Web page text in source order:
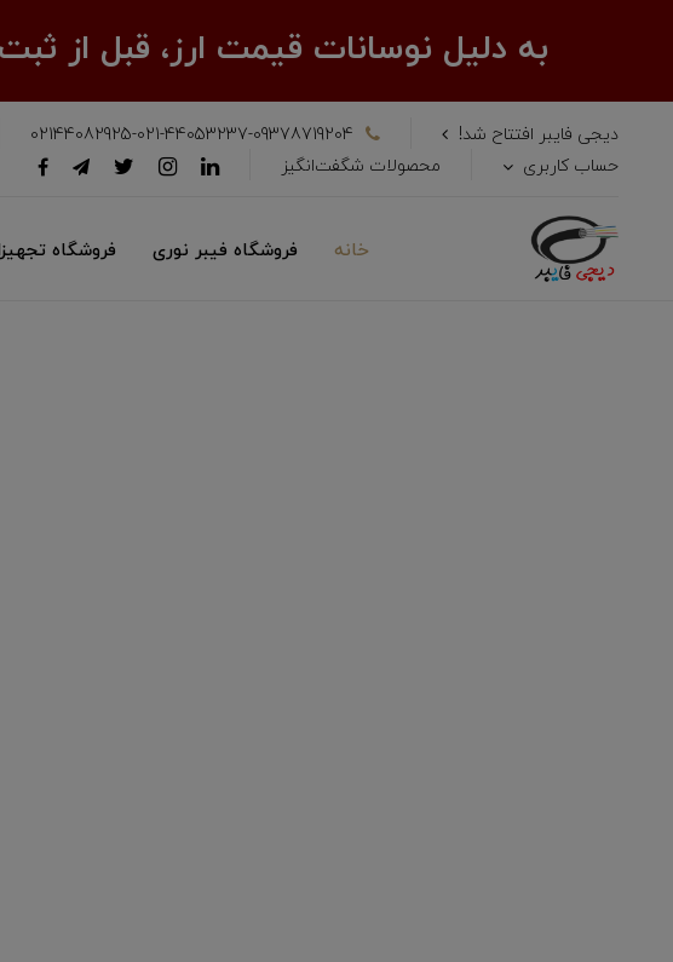
به دلیل نوسانات قیمت ارز، قبل از
دیجی فایبر افتتاح شد! 02144082925-021-44053237-09378719204
حساب کاربری
محصولات شگفت‌انگیز
خانه فروشگاه فیبر نوری فروشگاه